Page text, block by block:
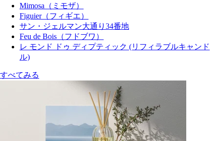
Mimosa（ミモザ）
Figuier（フィギエ）
サン・ジェルマン大通り34番地
Feu de Bois（フドブワ）
レ モンド ドゥ ディプティック (リフィラブルキャンド
ル)
すべてみる